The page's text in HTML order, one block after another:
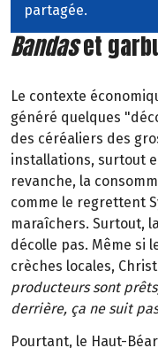
partagée.
Bandaset
Le contexte
généré quelques
des céréaliers des
installations, surtout
revanche, la
comme le regrettent
maraîchers. Surtout,
décolle pas. Même si
crèches locales,
producteurs sont
derrière, ça ne suit
Pourtant, le Haut-